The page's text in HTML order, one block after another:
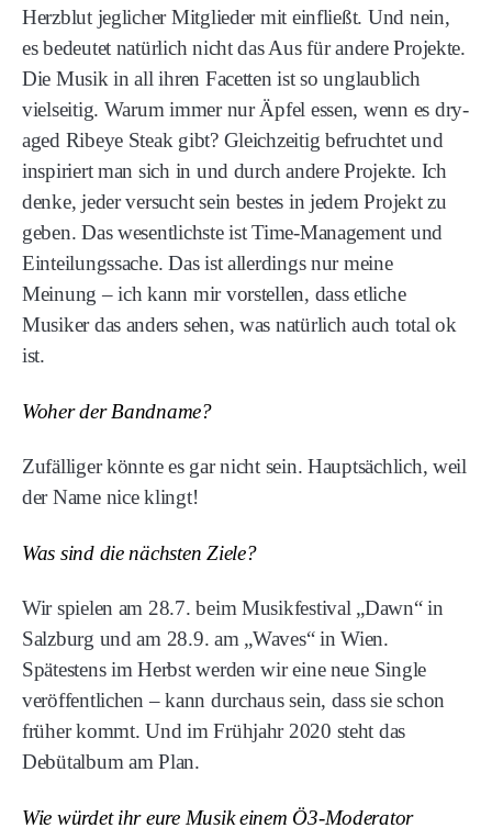
Herzblut jeglicher Mitglieder mit einfließt. Und nein,
es bedeutet natürlich nicht das Aus für andere Projekte.
Die Musik in all ihren Facetten ist so unglaublich
vielseitig. Warum immer nur Äpfel essen, wenn es dry-
aged Ribeye Steak gibt? Gleichzeitig befruchtet und
inspiriert man sich in und durch andere Projekte. Ich
denke, jeder versucht sein bestes in jedem Projekt zu
geben. Das wesentlichste ist Time-Management und
Einteilungssache. Das ist allerdings nur meine
Meinung – ich kann mir vorstellen, dass etliche
Musiker das anders sehen, was natürlich auch total ok
ist.
Woher der Bandname?
Zufälliger könnte es gar nicht sein. Hauptsächlich, weil
der Name nice klingt!
Was sind die nächsten Ziele?
Wir spielen am 28.7. beim Musikfestival „Dawn“ in
Salzburg und am 28.9. am „Waves“ in Wien.
Spätestens im Herbst werden wir eine neue Single
veröffentlichen – kann durchaus sein, dass sie schon
früher kommt. Und im Frühjahr 2020 steht das
Debütalbum am Plan.
Wie würdet ihr eure Musik einem Ö3-Moderator